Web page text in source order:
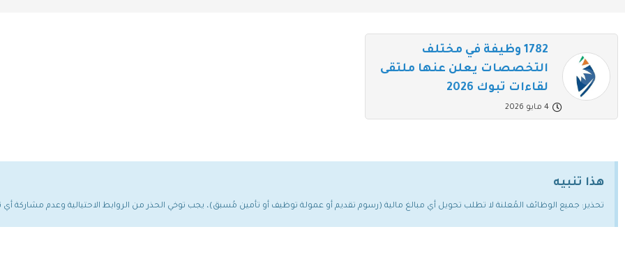
1782 وظيفة في مختلف
التخصصات يعلن عنها ملتقى
لقاءات تبوك 2026
4 مايو 2026
هذا تنبيه
تحذير: جميع الوظائف المُعلنة لا تطلب تحويل أي مبالغ مالية (رسوم تقديم أو عمولة توظيف أو تأمين مُسبق)، يجب توخي الحذر من الروابط الاحتيالية وعدم مشاركة